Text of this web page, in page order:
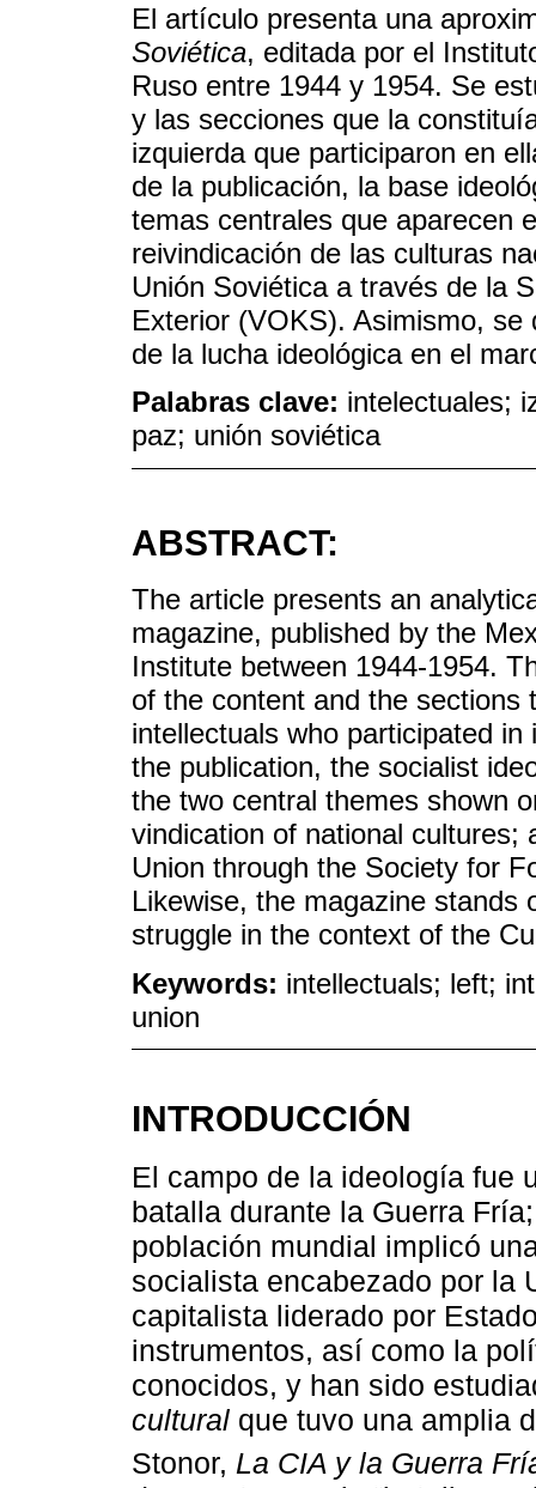
El artículo presenta una
Soviética, editada por el
Ruso entre 1944 y 1954. Se
y las secciones que la
izquierda que participaron en
de la publicación, la base
temas centrales que aparecen
reivindicación de las culturas
Unión Soviética a través de la
Exterior (VOKS). Asimismo,
de la lucha ideológica en el
Palabras clave: intelectuales;
paz; unión soviética
ABSTRACT:
The article presents an
magazine, published by the
Institute between 1944-1954.
of the content and the
intellectuals who participated
the publication, the socialist
the two central themes shown
vindication of national cultures;
Union through the Society for
Likewise, the magazine stands
struggle in the context of the
Keywords: intellectuals; left;
union
INTRODUCCIÓN
El campo de la ideología fue
batalla durante la Guerra
población mundial implicó
socialista encabezado por la
capitalista liderado por
instrumentos, así como la
conocidos, y han sido
cultural que tuvo una amplia
Stonor, La CIA y la Guerra